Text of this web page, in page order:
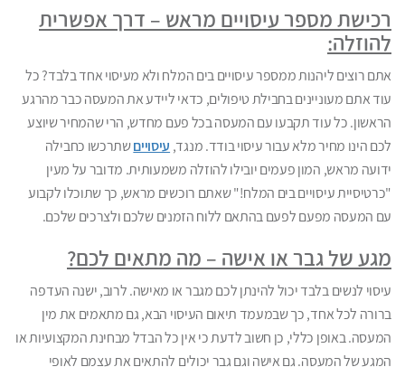
רכישת מספר עיסויים מראש – דרך אפשרית
להוזלה:
אתם רוצים ליהנות ממספר עיסויים בים המלח ולא מעיסוי אחד בלבד? כל
עוד אתם מעוניינים בחבילת טיפולים, כדאי ליידע את המעסה כבר מהרגע
הראשון. כל עוד תקבעו עם המעסה בכל פעם מחדש, הרי שהמחיר שיוצע
לכם הינו מחיר מלא עבור עיסוי בודד. מנגד, עיסוייםשתרכשו כחבילה
ידועה מראש, המון פעמים יובילו להוזלה משמעותית. מדובר על מעין
"כרטיסיית עיסויים בים המלח!" שאתם רוכשים מראש, כך שתוכלו לקבוע
עם המעסה מפעם לפעם בהתאם ללוח הזמנים שלכם ולצרכים שלכם.
מגע של גבר או אישה – מה מתאים לכם?
עיסוי לנשים בלבד יכול להינתן לכם מגבר או מאישה. לרוב, ישנה העדפה
ברורה לכל אחד, כך שבמעמד תיאום העיסוי הבא, גם מתאמים את מין
המעסה. באופן כללי, כן חשוב לדעת כי אין כל הבדל מבחינת המקצועיות או
המגע של המעסה. גם אישה וגם גבר יכולים להתאים את עצמם לאופי